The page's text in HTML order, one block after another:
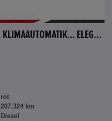
HONDA HR-V 1.6 I-DTEC NAVI. KLIMAAUTOMATIK... ELEGANCE
rot
207.324 km
Diesel